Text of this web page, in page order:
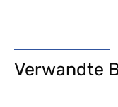
Verwandte